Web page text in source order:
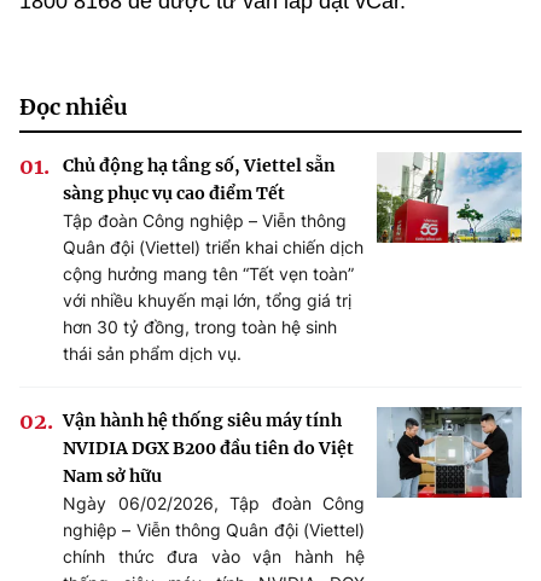
Đọc nhiều
Chủ động hạ tầng số, Viettel sẵn
sàng phục vụ cao điểm Tết
Tập đoàn Công nghiệp – Viễn thông
Quân đội (Viettel) triển khai chiến dịch
cộng hưởng mang tên “Tết vẹn toàn”
với nhiều khuyến mại lớn, tổng giá trị
hơn 30 tỷ đồng, trong toàn hệ sinh
thái sản phẩm dịch vụ.
Vận hành hệ thống siêu máy tính
NVIDIA DGX B200 đầu tiên do Việt
Nam sở hữu
Ngày 06/02/2026, Tập đoàn Công
nghiệp – Viễn thông Quân đội (Viettel)
chính thức đưa vào vận hành hệ